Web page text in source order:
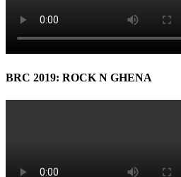
BRC 2019: ROCK N GHENA